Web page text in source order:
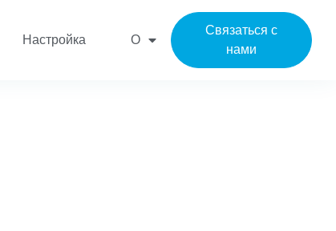
Настройка О
Связаться с
нами